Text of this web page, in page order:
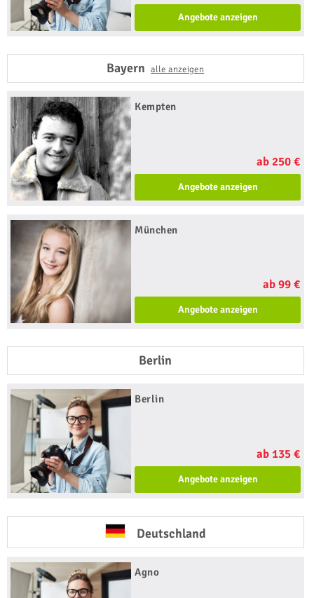
Angebote anzeigen
Bayernalle anzeigen
Kempten
ab 250 €
Angebote anzeigen
München
ab 99 €
Angebote anzeigen
Berlin
Berlin
ab 135 €
Angebote anzeigen
Deutschland
Agno